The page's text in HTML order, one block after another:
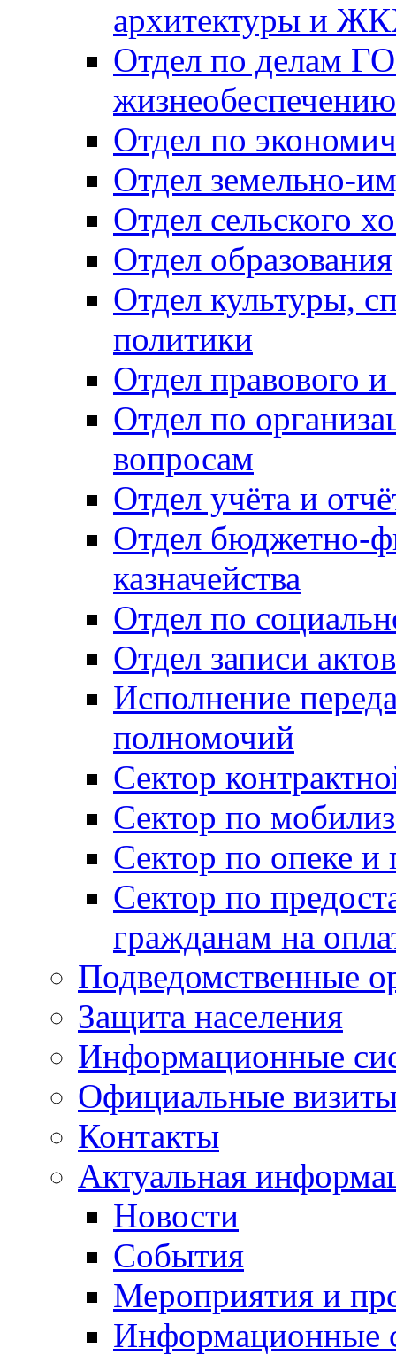
архитектуры и
Отдел по делам
Отдел по
Отдел земельно-
Отдел сельского
Отдел образования
Отдел культуры,
политики
Отдел правового
Отдел по
вопросам
Отдел учёта и
Отдел бюджетно-
казначейства
Отдел по
Отдел записи
Исполнение
полномочий
Сектор
Сектор по
Сектор по опеке и
Сектор по
гражданам на
Подведомственные
Защита населения
Информационные
Официальные
Контакты
Актуальная
Новости
События
Мероприятия и
Информационные